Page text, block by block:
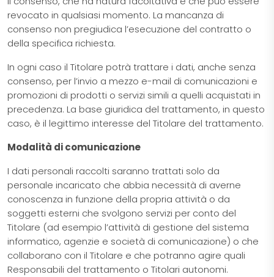
revocato in qualsiasi momento. La mancanza di
consenso non pregiudica l’esecuzione del contratto o
della specifica richiesta.
In ogni caso il Titolare potrà trattare i dati, anche senza
consenso, per l’invio a mezzo e-mail di comunicazioni e
promozioni di prodotti o servizi simili a quelli acquistati in
precedenza. La base giuridica del trattamento, in questo
caso, è il legittimo interesse del Titolare del trattamento.
Modalità di comunicazione
I dati personali raccolti saranno trattati solo da
personale incaricato che abbia necessità di averne
conoscenza in funzione della propria attività o da
soggetti esterni che svolgono servizi per conto del
Titolare (ad esempio l’attività di gestione del sistema
informatico, agenzie e società di comunicazione) o che
collaborano con il Titolare e che potranno agire quali
Responsabili del trattamento o Titolari autonomi.